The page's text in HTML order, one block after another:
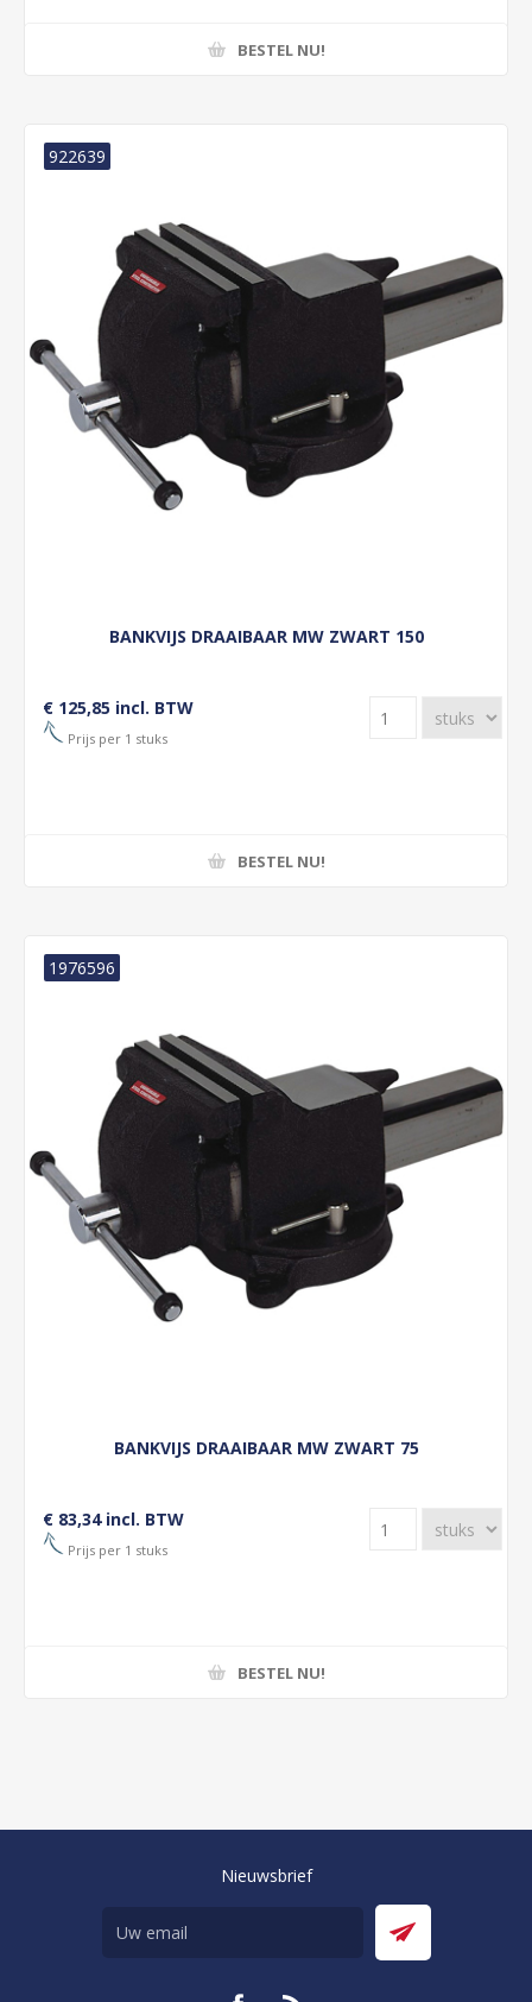
BESTEL NU!
BANKVIJS DRAAIBAAR MW ZWART 150
922639
€ 125,85 incl. BTW
Prijs per 1 stuks
BESTEL NU!
BANKVIJS DRAAIBAAR MW ZWART 75
1976596
€ 83,34 incl. BTW
Prijs per 1 stuks
BESTEL NU!
Nieuwsbrief